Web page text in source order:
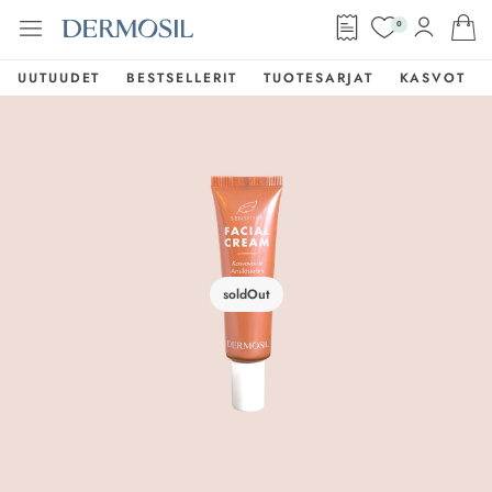
0
UUTUUDET BESTSELLERIT TUOTESARJAT KASVOT
soldOut